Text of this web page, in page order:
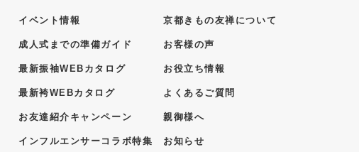
イベント情報
成人式までの準備ガイド
最新振袖WEBカタログ
最新袴WEBカタログ
お友達紹介キャンペーン
インフルエンサーコラボ特集
京都きもの友禅について
お客様の声
お役立ち情報
よくあるご質問
親御様へ
お知らせ